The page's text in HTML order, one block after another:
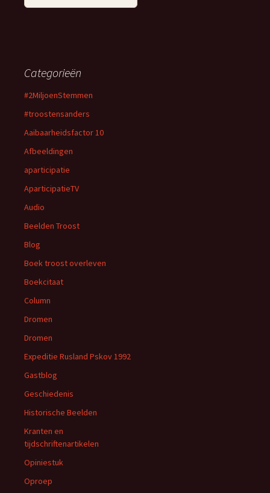
Categorieën
#2MiljoenStemmen
#troostensanders
Aaibaarheidsfactor 10
Afbeeldingen
aparticipatie
AparticipatieTV
Audio
Beelden Troost
Blog
Boek troost overleven
Boekcitaat
Column
Dromen
Dromen
Expeditie Rusland Pskov 1992
Gastblog
Geschiedenis
Historische Beelden
Kranten en
tijdschriftenartikelen
Opiniestuk
Oproep